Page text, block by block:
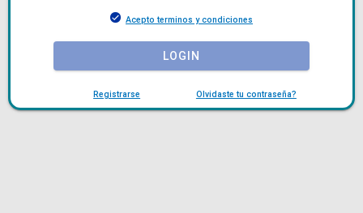
Acepto terminos y condiciones
LOGIN
Registrarse Olvidaste tu contraseña?